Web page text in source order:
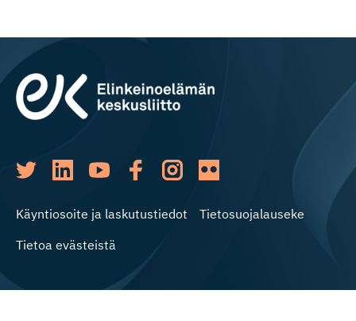
Käyntiosoite ja laskutustiedot
Tietosuojalauseke
Tietoa evästeistä